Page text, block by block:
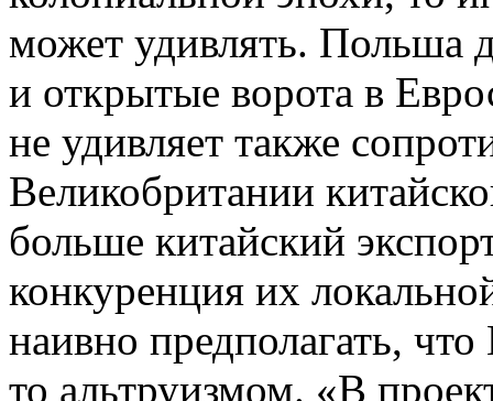
может удивлять. Польша
и открытые ворота в
не удивляет также
Великобритании
больше китайский
конкуренция их
наивно предполагать,
то альтруизмом. «В